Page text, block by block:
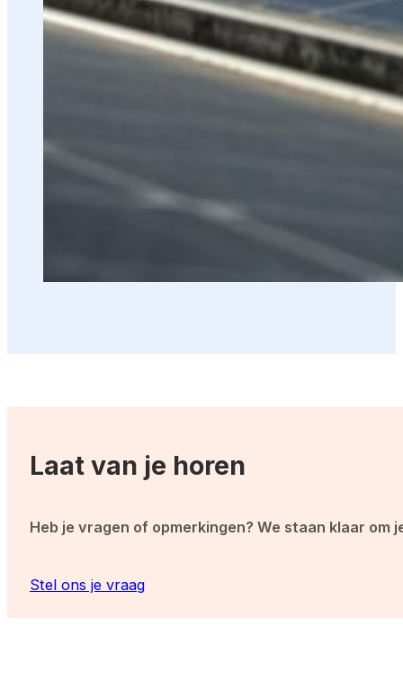
Laat van je horen
Heb je vragen of opmerkingen? We staan klaar
Stel ons je vraag